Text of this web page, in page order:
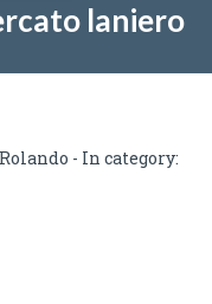
laniero
- In category: